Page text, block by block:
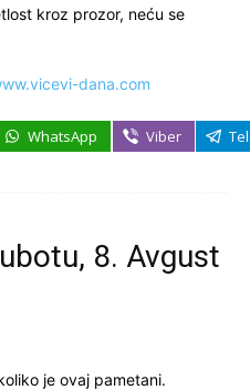
kroz prozor, neću se
dana.com
WhatsApp Viber
8. Avgust
je ovaj pametani.